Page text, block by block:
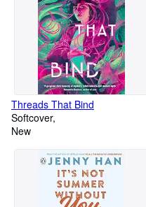
Threads That Bind
Softcover
New